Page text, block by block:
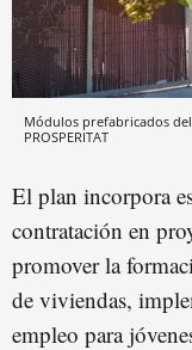
Módulos prefabricados del
PROSPERITAT
El plan incorpora
contratación en
promover la
de viviendas,
empleo para